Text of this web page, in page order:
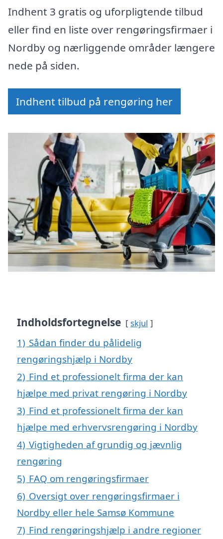
Indhent 3 gratis og uforpligtende tilbud
eller find en liste over rengøringsfirmaer i
Nordby og nærliggende områder længere
nede på siden.
Indhent tilbud på rengøring her
Indholdsfortegnelse skjul
1) Sådan finder du pålidelig
rengøringshjælp i Nordby
2) Find et professionelt firma der kan
hjælpe med privat rengøring i Nordby
3) Find et professionelt firma der kan
hjælpe med erhvervsrengøring i Nordby
4) Vigtigheden af grundig og jævnlig
rengøring
5) FAQ om rengøringsfirmaer
6) Oversigt over rengøringsfirmaer i
Nordby eller hele Samsø Kommune
7) Find rengøringshjælp i andre regioner